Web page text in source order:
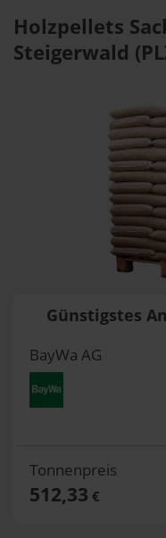
Holzpellets
Steigerwald
Günstigstes
BayWa AG
Tonnenpreis
512,33 €